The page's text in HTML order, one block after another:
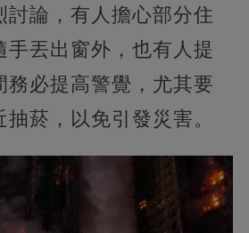
討論，有人擔心部分住
手丟出窗外，也有人提
務必提高警覺，尤其要
菸，以免引發災害。